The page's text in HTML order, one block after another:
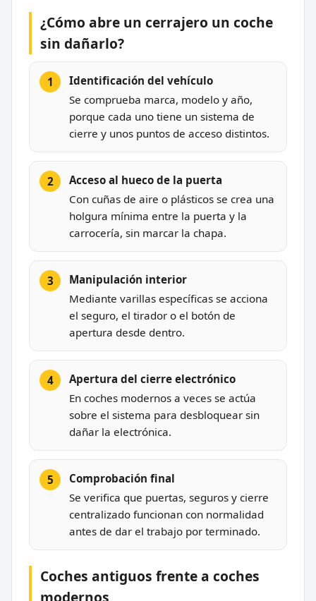
¿Cómo abre un cerrajero un coche
sin dañarlo?
Identificación del vehículo
Se comprueba marca, modelo y año,
porque cada uno tiene un sistema de
cierre y unos puntos de acceso distintos.
Acceso al hueco de la puerta
Con cuñas de aire o plásticos se crea una
holgura mínima entre la puerta y la
carrocería, sin marcar la chapa.
Manipulación interior
Mediante varillas específicas se acciona
el seguro, el tirador o el botón de
apertura desde dentro.
Apertura del cierre electrónico
En coches modernos a veces se actúa
sobre el sistema para desbloquear sin
dañar la electrónica.
Comprobación final
Se verifica que puertas, seguros y cierre
centralizado funcionan con normalidad
antes de dar el trabajo por terminado.
Coches antiguos frente a coches